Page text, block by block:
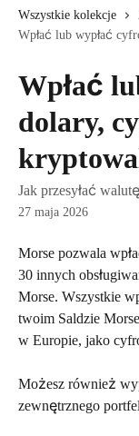
Wszystkie kolekcje
Wpłać lub wypłać
Wpłać
dolary,
Jak przesyłać
27 maja 2026
Morse pozwala
30 innych
Morse. Wszystkie
twoim Saldzie
w Europie, jako
Możesz również
zewnętrznego